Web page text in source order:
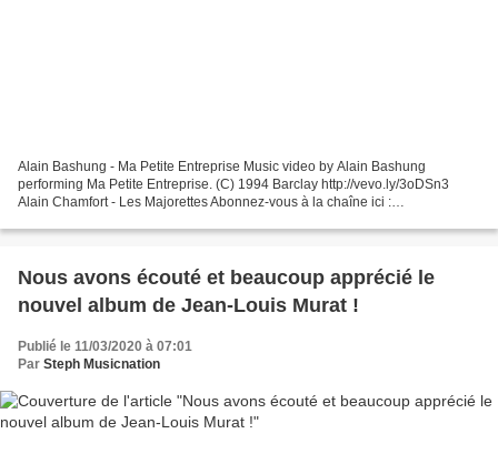
Alain Bashung - Ma Petite Entreprise Music video by Alain Bashung
performing Ma Petite Entreprise. (C) 1994 Barclay http://vevo.ly/3oDSn3
Alain Chamfort - Les Majorettes Abonnez-vous à la chaîne ici :
Nous avons écouté et beaucoup apprécié le
nouvel album de Jean-Louis Murat !
Publié le 11/03/2020 à 07:01
Par Steph Musicnation